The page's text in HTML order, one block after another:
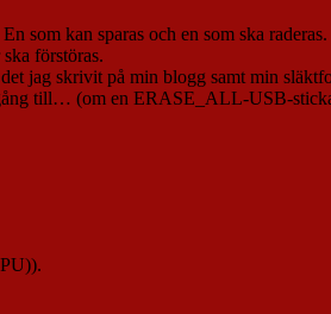
som kan sparas och en som ska raderas.
förstöras.
jag skrivit på min blogg samt min
gång till… (om en ERASE_ALL-USB-